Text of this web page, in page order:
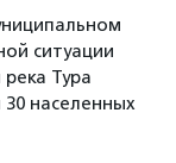
ситуации
Тура
населенных